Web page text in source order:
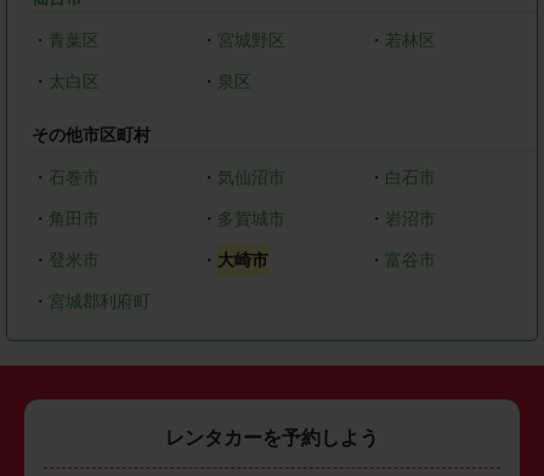
・ 青葉区 ・ 宮城野区 ・ 若林区
・ 太白区 ・ 泉区
その他市区町村
・ 石巻市 ・ 気仙沼市 ・ 白石市
・ 角田市 ・ 多賀城市 ・ 岩沼市
・ 登米市 ・ 大崎市 ・ 富谷市
・ 宮城郡利府町
レンタカーを予約しよう